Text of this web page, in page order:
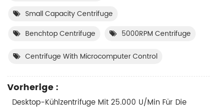
Small Capacity Centrifuge
Benchtop Centrifuge
5000RPM Centrifuge
Centrifuge With Microcomputer Control
Vorherige :
Desktop-Kühlzentrifuge Mit 25.000 U/min Für Die